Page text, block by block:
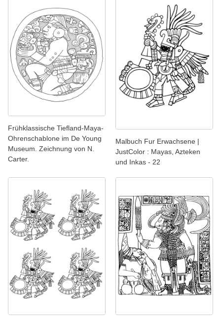
Frühklassische Tiefland-Maya-
Ohrenschablone im De Young
Museum. Zeichnung von N.
Carter.
Malbuch Fur Erwachsene |
JustColor : Mayas, Azteken
und Inkas - 22